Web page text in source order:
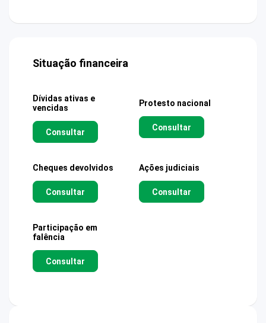
Situação financeira
Dívidas ativas e
vencidas
Consultar
Protesto nacional
Consultar
Cheques devolvidos
Consultar
Ações judiciais
Consultar
Participação em
falência
Consultar